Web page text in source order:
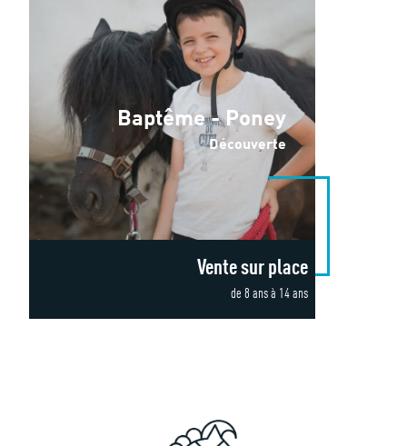
Baptême - Poney
Découverte
Vente sur place
de 8 ans à 14 ans